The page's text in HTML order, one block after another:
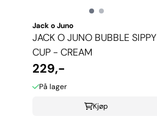
Jack o Juno
JACK O JUNO BUBBLE SIPPY
CUP - CREAM
229,-
På lager
Kjøp